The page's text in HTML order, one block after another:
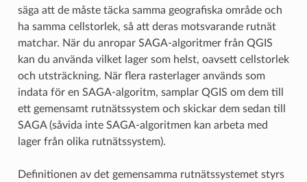
säga att de måste täcka samma geografiska område och
ha samma cellstorlek, så att deras motsvarande rutnät
matchar. När du anropar SAGA-algoritmer från QGIS
kan du använda vilket lager som helst, oavsett cellstorlek
och utsträckning. När flera rasterlager används som
indata för en SAGA-algoritm, samplar QGIS om dem till
ett gemensamt rutnätssystem och skickar dem sedan till
SAGA (såvida inte SAGA-algoritmen kan arbeta med
lager från olika rutnätssystem).
Definitionen av det gemensamma rutnätssystemet styrs